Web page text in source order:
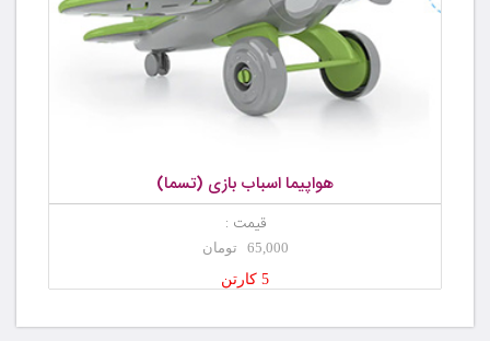
هواپیما اسباب بازی (تسما)
قیمت :
65,000 تومان
5 کارتن